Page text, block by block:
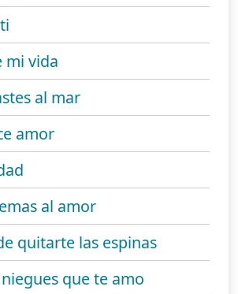
mi vida
al mar
amor
al amor
quitarte las espinas
que te amo